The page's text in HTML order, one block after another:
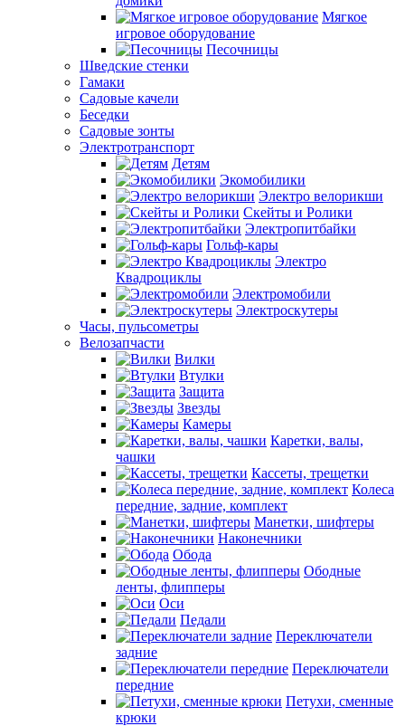
Мягкое
игровое оборудование
Песочницы
Шведские стенки
Гамаки
Садовые качели
Беседки
Садовые зонты
Электротранспорт
Детям
Экомобилики
Электро велорикши
Скейты и Ролики
Электропитбайки
Гольф-кары
Электро
Квадроциклы
Электромобили
Электроскутеры
Часы, пульсометры
Велозапчасти
Вилки
Втулки
Защита
Звезды
Камеры
Каретки, валы,
чашки
Кассеты, трещетки
Колеса
передние, задние, комплект
Манетки, шифтеры
Наконечники
Обода
Ободные
ленты, флипперы
Оси
Педали
Переключатели
задние
Переключатели
передние
Петухи, сменные
крюки